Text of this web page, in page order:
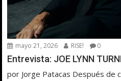
mayo 21, 2026 RISE! 0
Entrevista: JOE LYNN
por Jorge Patacas Después de